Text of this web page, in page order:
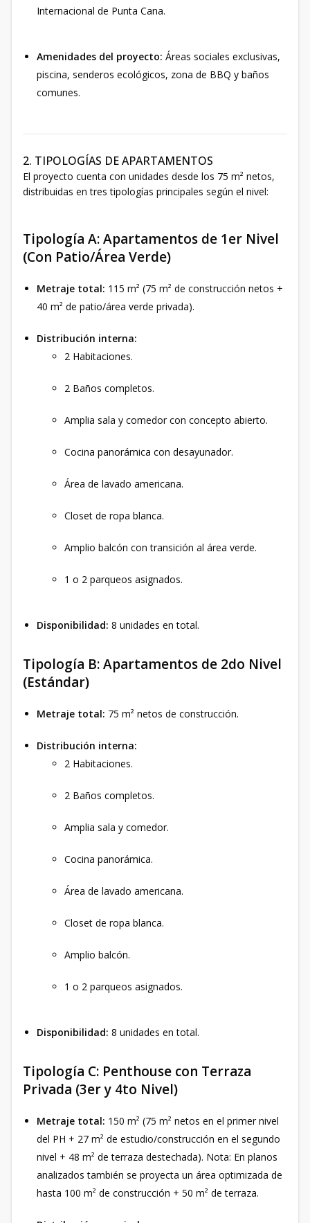
Internacional de Punta Cana.
Amenidades del proyecto: Áreas sociales exclusivas,
piscina, senderos ecológicos, zona de BBQ y baños
comunes.
2. TIPOLOGÍAS DE APARTAMENTOS
El proyecto cuenta con unidades desde los 75 m² netos,
distribuidas en tres tipologías principales según el nivel:
Tipología A: Apartamentos de 1er Nivel
(Con Patio/Área Verde)
Metraje total: 115 m² (75 m² de construcción netos +
40 m² de patio/área verde privada).
Distribución interna:
2 Habitaciones.
2 Baños completos.
Amplia sala y comedor con concepto abierto.
Cocina panorámica con desayunador.
Área de lavado americana.
Closet de ropa blanca.
Amplio balcón con transición al área verde.
1 o 2 parqueos asignados.
Disponibilidad: 8 unidades en total.
Tipología B: Apartamentos de 2do Nivel
(Estándar)
Metraje total: 75 m² netos de construcción.
Distribución interna:
2 Habitaciones.
2 Baños completos.
Amplia sala y comedor.
Cocina panorámica.
Área de lavado americana.
Closet de ropa blanca.
Amplio balcón.
1 o 2 parqueos asignados.
Disponibilidad: 8 unidades en total.
Tipología C: Penthouse con Terraza
Privada (3er y 4to Nivel)
Metraje total: 150 m² (75 m² netos en el primer nivel
del PH + 27 m² de estudio/construcción en el segundo
nivel + 48 m² de terraza destechada). Nota: En planos
analizados también se proyecta un área optimizada de
hasta 100 m² de construcción + 50 m² de terraza.